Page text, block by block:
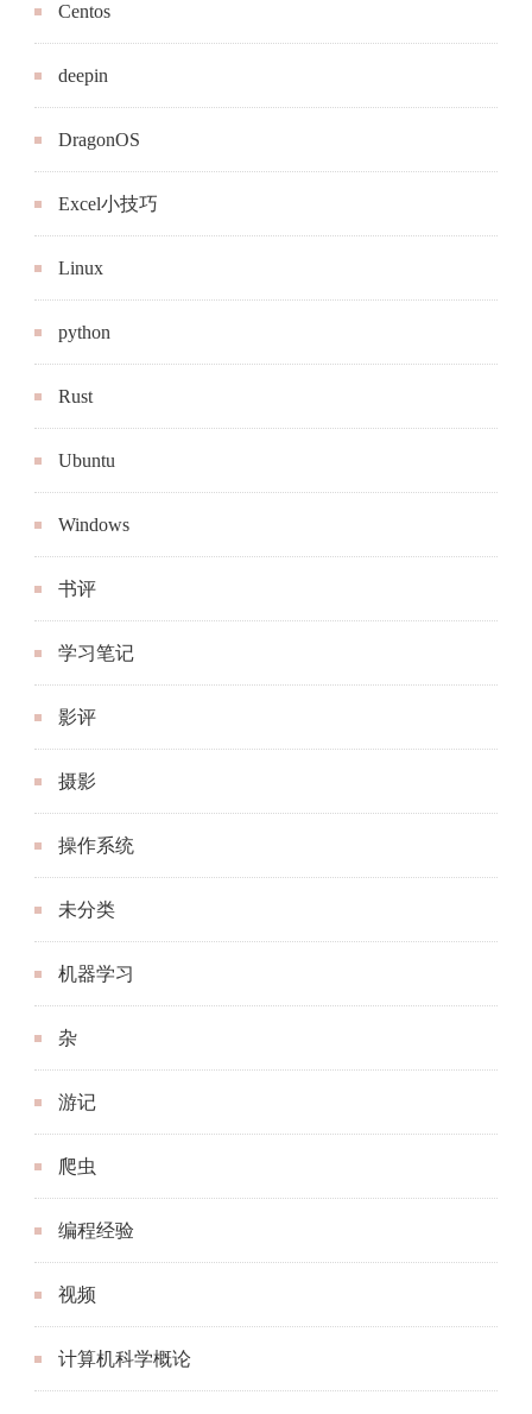
Centos
deepin
DragonOS
Excel小技巧
Linux
python
Rust
Ubuntu
Windows
书评
学习笔记
影评
摄影
操作系统
未分类
机器学习
杂
游记
爬虫
编程经验
视频
计算机科学概论